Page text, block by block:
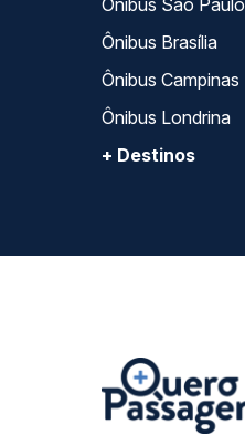
Ônibus São Paulo
Ônibus Brasília
Ônibus Campinas
Ônibus Londrina
+ Destinos